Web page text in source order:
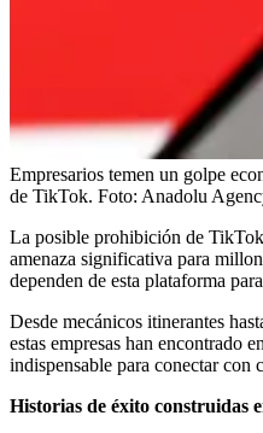
Empresarios temen un golpe
de TikTok. Foto: Anadolu
La posible prohibición de
amenaza significativa para
dependen de esta plataforma
Desde mecánicos itinerantes
estas empresas han encontrado
indispensable para conectar con
Historias de éxito construidas